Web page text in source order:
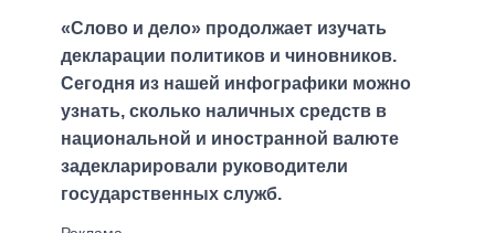
«Слово и дело» продолжает изучать
декларации политиков и чиновников.
Сегодня из нашей инфографики можно
узнать, сколько наличных средств в
национальной и иностранной валюте
задекларировали руководители
государственных служб.